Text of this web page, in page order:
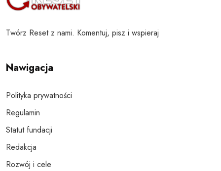
Twórz Reset z nami. Komentuj, pisz i wspieraj
Nawigacja
Polityka prywatności
Regulamin
Statut fundacji
Redakcja
Rozwój i cele